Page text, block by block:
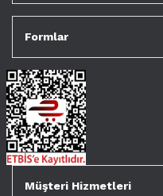
Formlar
Müşteri Hizmetleri